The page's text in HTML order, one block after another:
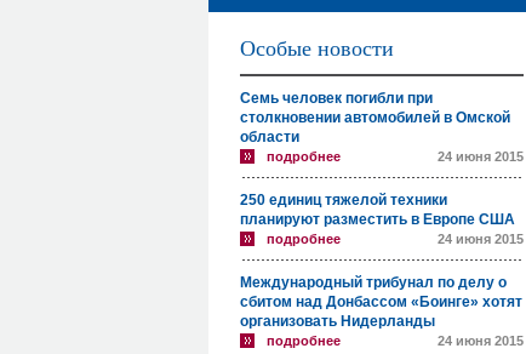
Особые новости
Семь человек погибли при
столкновении автомобилей в Омской
области
подробнее 24 июня 2015
250 единиц тяжелой техники
планируют разместить в Европе США
подробнее 24 июня 2015
Международный трибунал по делу о
сбитом над Донбассом «Боинге» хотят
организовать Нидерланды
подробнее 24 июня 2015